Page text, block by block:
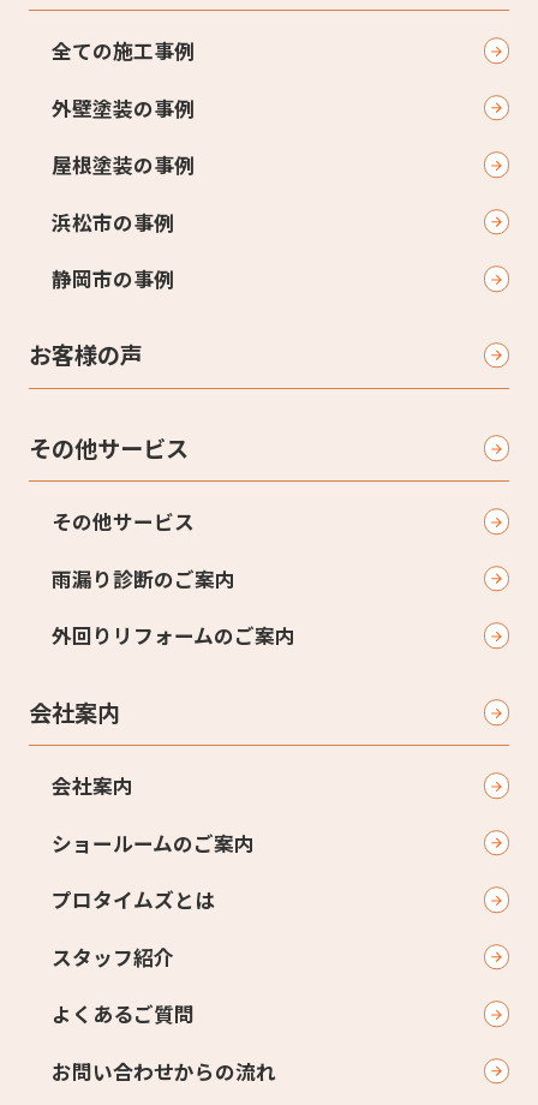
全ての施工事例
外壁塗装の事例
屋根塗装の事例
浜松市の事例
静岡市の事例
お客様の声
その他サービス
その他サービス
雨漏り診断のご案内
外回りリフォームのご案内
会社案内
会社案内
ショールームのご案内
プロタイムズとは
スタッフ紹介
よくあるご質問
お問い合わせからの流れ